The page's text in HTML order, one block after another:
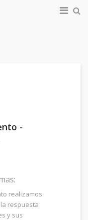
-
realizamos
respuesta
y sus